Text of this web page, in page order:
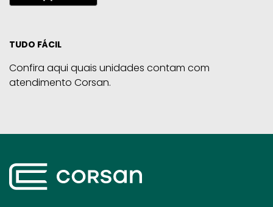
TUDO FÁCIL
Confira aqui quais unidades contam com
atendimento Corsan.